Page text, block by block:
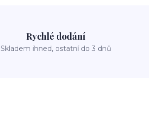
Rychlé dodání
Skladem ihned, ostatní do 3 dnů